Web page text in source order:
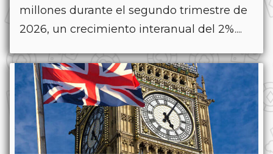
millones durante el segundo trimestre de
2026, un crecimiento interanual del 2%....